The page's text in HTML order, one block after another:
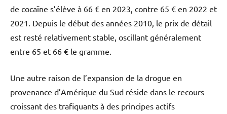
de cocaïne s’élève à 66 € en 2023, contre 65 € en 2022 et
2021. Depuis le début des années 2010, le prix de détail
est resté relativement stable, oscillant généralement
entre 65 et 66 € le gramme.
Une autre raison de l’expansion de la drogue en
provenance d’Amérique du Sud réside dans le recours
croissant des trafiquants à des principes actifs